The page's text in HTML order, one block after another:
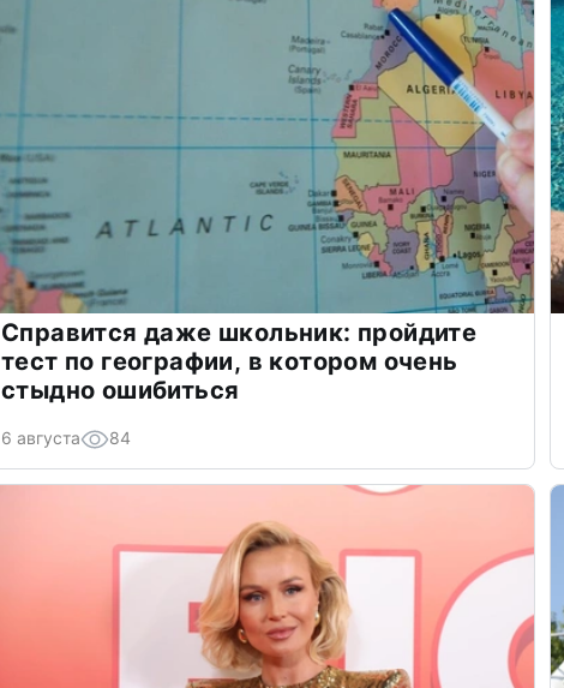
Справится даже школьник: пройдите
тест по географии, в котором очень
стыдно ошибиться
6 августа 84